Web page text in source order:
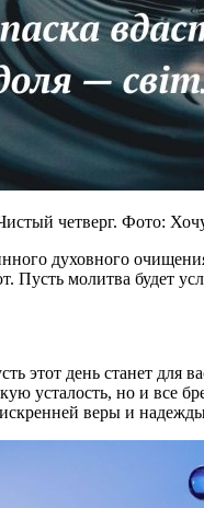
четверг. Фото:
духовного
Пусть молитва будет
этот день станет для
усталость, но и все
искренней веры и